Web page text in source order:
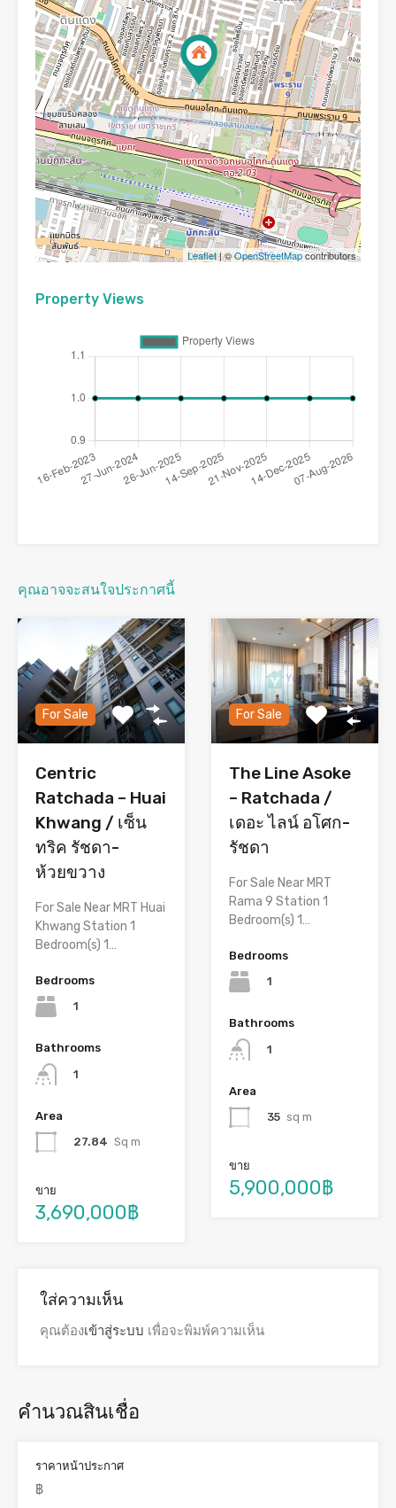
Leaflet| ©OpenStreetMapcontributors
Property Views
คุณอาจจะสนใจประกาศนี้
For Sale
Centric
Ratchada – Huai
Khwang / เซ็น
ทริค รัชดา-
ห้วยขวาง
For Sale Near MRT Huai
Khwang Station 1
Bedroom(s) 1…
Bedrooms
1
Bathrooms
1
Area
27.84 Sq m
ขาย
3,690,000฿
For Sale
The Line Asoke
– Ratchada /
เดอะ ไลน์ อโศก-
รัชดา
For Sale Near MRT
Rama 9 Station 1
Bedroom(s) 1…
Bedrooms
1
Bathrooms
1
Area
35 sq m
ขาย
5,900,000฿
ใส่ความเห็น
คุณต้องเข้าสู่ระบบ เพื่อจะพิมพ์ความเห็น
คำนวณสินเชื่อ
ราคาหน้าประกาศ